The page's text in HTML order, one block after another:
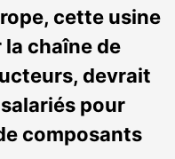
cette usine
chaîne de
devrait
pour
composants